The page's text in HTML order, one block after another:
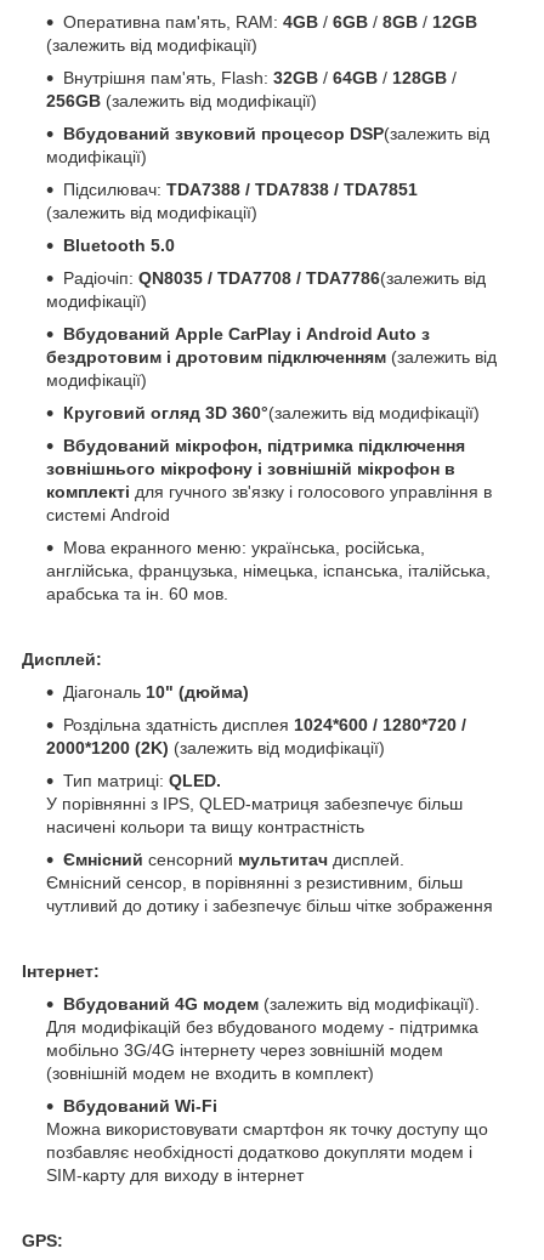
Оперативна пам'ять, RAM: 4GB / 6GB / 8GB / 12GB
(залежить від модифікації)
Внутрішня пам'ять, Flash: 32GB / 64GB / 128GB /
256GB (залежить від модифікації)
Вбудований звуковий процесор DSP(залежить від
модифікації)
Підсилювач: TDA7388 / TDA7838 / TDA7851
(залежить від модифікації)
Bluetooth 5.0
Радіочіп: QN8035 / TDA7708 / TDA7786(залежить від
модифікації)
Вбудований Apple CarPlay і Android Auto з
бездротовим і дротовим підключенням (залежить від
модифікації)
Круговий огляд 3D 360°(залежить від модифікації)
Вбудований мікрофон, підтримка підключення
зовнішнього мікрофону і зовнішній мікрофон в
комплекті для гучного зв'язку і голосового управління в
системі Android
Мова екранного меню: українська, російська,
англійська, французька, німецька, іспанська, італійська,
арабська та ін. 60 мов.
Дисплей:
Діагональ 10" (дюйма)
Роздільна здатність дисплея 1024*600 / 1280*720 /
2000*1200 (2K) (залежить від модифікації)
Тип матриці: QLED.
У порівнянні з IPS, QLED-матриця забезпечує більш
насичені кольори та вищу контрастність
Ємнісний сенсорний мультитач дисплей.
Ємнісний сенсор, в порівнянні з резистивним, більш
чутливий до дотику і забезпечує більш чітке зображення
Інтернет:
Вбудований 4G модем (залежить від модифікації).
Для модифікацій без вбудованого модему - підтримка
мобільно 3G/4G інтернету через зовнішній модем
(зовнішній модем не входить в комплект)
Вбудований Wi-Fi
Можна використовувати смартфон як точку доступу що
позбавляє необхідності додатково докупляти модем і
SIM-карту для виходу в інтернет
GPS: